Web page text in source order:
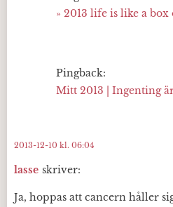
» 2013 life is like a
Pingback:
Mitt 2013 | Ingenting
lasse skriver:
2013-12-10 kl. 06:04
Ja, hoppas att cancern håller